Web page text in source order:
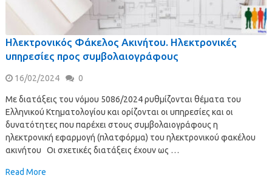
Ηλεκτρονικός Φάκελος Ακινήτου. Ηλεκτρονικές
υπηρεσίες προς συμβολαιογράφους
16/02/2024 0
Με διατάξεις του νόμου 5086/2024 ρυθμίζονται θέματα του
Ελληνικού Κτηματολογίου και ορίζονται οι υπηρεσίες και οι
δυνατότητες που παρέχει στους συμβολαιογράφους η
ηλεκτρονική εφαρμογή (πλατφόρμα) του ηλεκτρονικού φακέλου
ακινήτου Οι σχετικές διατάξεις έχουν ως …
Read More